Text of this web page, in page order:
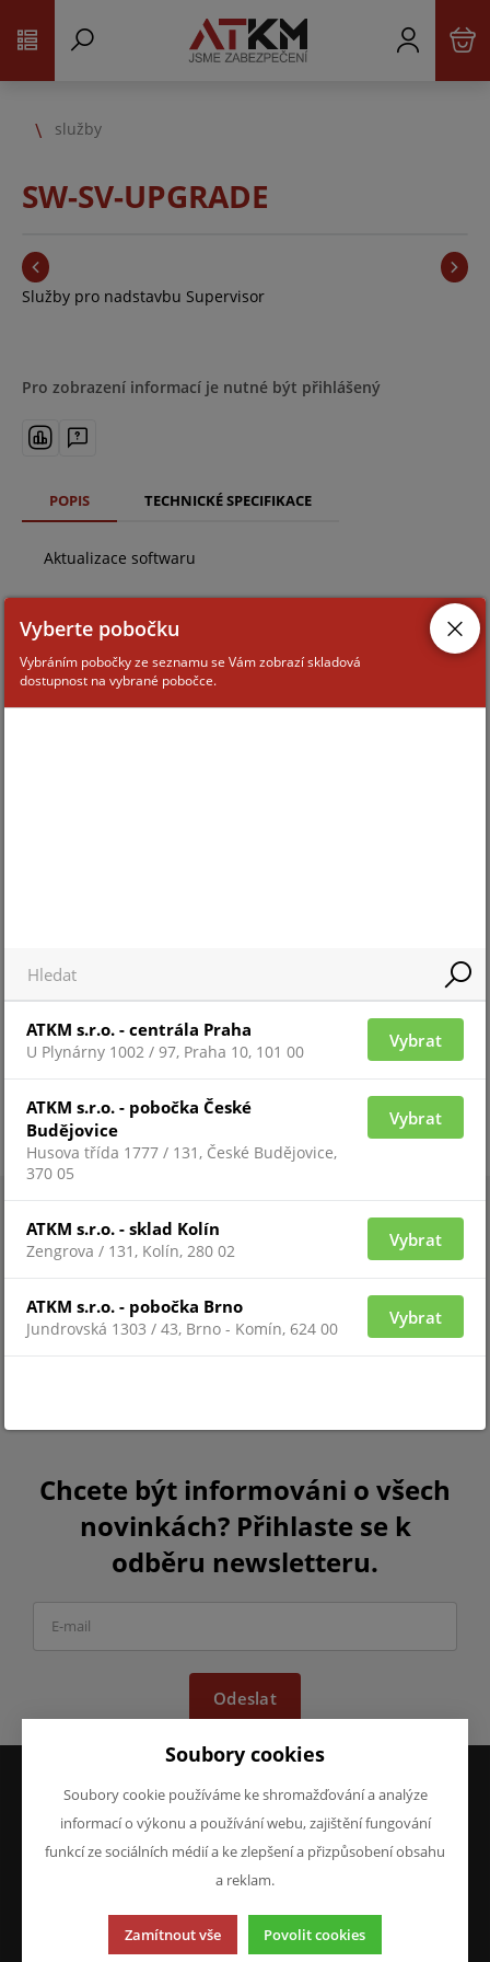
služby
SW-SV-UPGRADE
Služby pro nadstavbu Supervisor
Pro zobrazení informací je nutné být přihlášený
POPIS TECHNICKÉ SPECIFIKACE
Aktualizace softwaru
ZAŘAZENÍ ZBOŽÍ
Chcete být informováni o všech
novinkách? Přihlaste se k
odběru newsletteru.
Odeslat
VŠE O NÁKUPU
Obchodní podmínky
osobních údajů
Doprava a platba
O FIRMĚ
O nás
Kontakty
Soubory cookies
Soubory cookie používáme ke shromažďování a analýze
informací o výkonu a používání webu, zajištění fungování
funkcí ze sociálních médií a ke zlepšení a přizpůsobení obsahu
a reklam.
Zamítnout vše Povolit cookies
Vyberte pobočku
Vybráním pobočky ze seznamu se Vám zobrazí skladová
dostupnost na vybrané pobočce.
ATKM s.r.o. - centrála Praha
U Plynárny 1002 / 97, Praha 10, 101 00
Vybrat
ATKM s.r.o. - pobočka České
Budějovice
Husova třída 1777 / 131, České Budějovice,
370 05
Vybrat
ATKM s.r.o. - sklad Kolín
Zengrova / 131, Kolín, 280 02
Vybrat
ATKM s.r.o. - pobočka Brno
Jundrovská 1303 / 43, Brno - Komín, 624 00
Vybrat